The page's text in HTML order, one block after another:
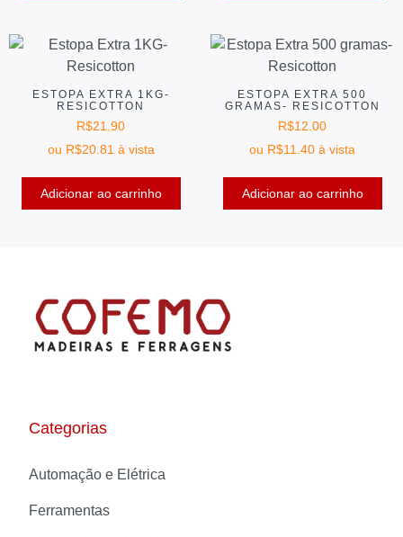
ESTOPA EXTRA 1KG-
RESICOTTON
R$21.90
ou R$20.81 à vista
Adicionar ao carrinho
ESTOPA EXTRA 500
GRAMAS- RESICOTTON
R$12.00
ou R$11.40 à vista
Adicionar ao carrinho
Categorias
Automação e Elétrica
Ferramentas